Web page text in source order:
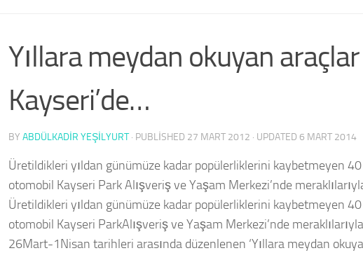
Yıllara meydan okuyan araçlar
Kayseri’de…
BY ABDÜLKADIR YEŞİLYURT · PUBLISHED 27 MART 2012 · UPDATED 6 MART 2014
Üretildikleri yıldan günümüze kadar popülerliklerini kaybetmeyen
otomobil Kayseri Park Alışveriş ve Yaşam Merkezi’nde
Üretildikleri yıldan günümüze kadar popülerliklerini kaybetmeyen
otomobil Kayseri ParkAlışveriş ve Yaşam Merkezi’nde
26Mart-1Nisan tarihleri arasında düzenlenen ‘Yıllara meydan